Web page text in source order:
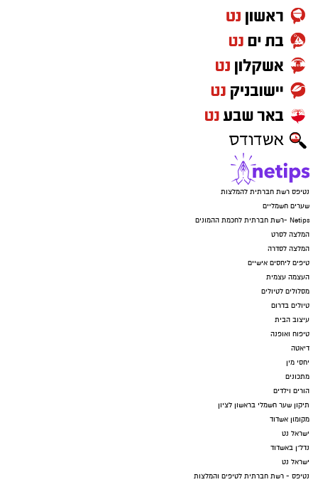
נטיפס רשת חברתית להמלצות
שערים חשמליים
Netips -רשת חברתית לחכמת ההמונים
המלצה לסרט
המלצה לסדרה
טיפים ליחסים אישיים
העצמה עצמית
מסלולים לטיולים
טיולים בדרום
עיצוב הבית
טיפוח ואופנה
דיאטה
יחסי מין
מתכונים
הורים וילדים
תיקון שער חשמלי בראשון לציון
מקומון אשדוד
ישראל נט
נדל"ן באשדוד
ישראל נט
נטיפס - רשת חברתית לטיפים והמלצות